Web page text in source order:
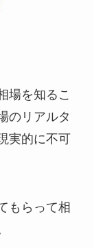
場を知るこ
のリアルタ
実的に不可
もらって相